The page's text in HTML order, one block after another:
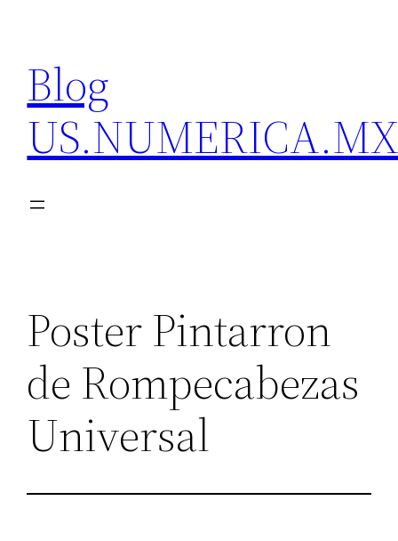
content
Blog
Poster Pintarron
de Rompecabezas
Universal